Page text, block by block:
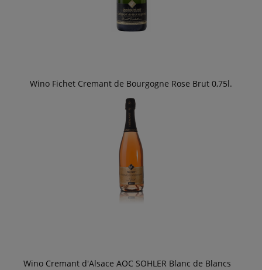
Wino Fichet Cremant de Bourgogne Rose Brut 0,75l.
Wino Cremant d'Alsace AOC SOHLER Blanc de Blancs